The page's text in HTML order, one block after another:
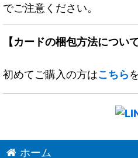
でご注意ください。
【カードの梱包方法について
初めてご購入の方はこちら
ホーム